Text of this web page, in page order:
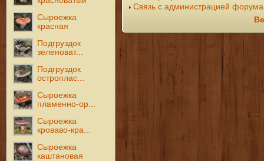
Сыроежка
красная
Подгруздок
зеленоват...
Подгруздок
остроплас...
Сыроежка
пламенно-ор...
Сыроежка
кроваво-кра...
Сыроежка
каштановая
Связь с администрацией форума